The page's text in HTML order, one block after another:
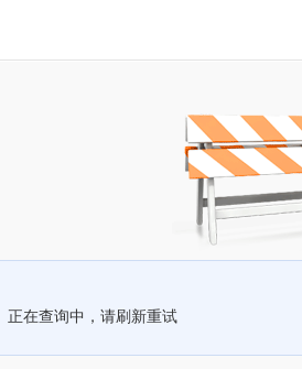
正在查询中，请刷新重试